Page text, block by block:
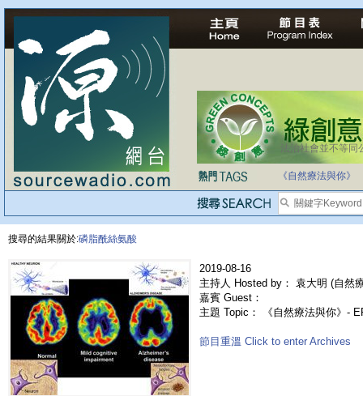
法治社會並不等同
《自然療法與你》
搜尋的結果關於:磷脂酰絲氨酸
2019-08-16
主持人 Hosted by： 袁大明 (自然
嘉賓 Guest：
主題 Topic： 《自然療法與你》-
節目重溫 Click to enter Archives